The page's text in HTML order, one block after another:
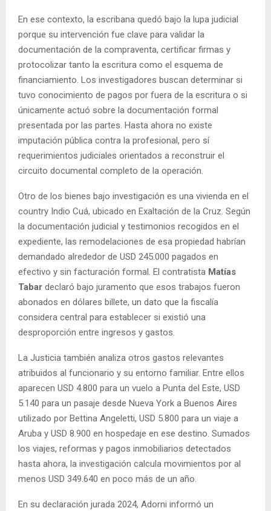
En ese contexto, la escribana quedó bajo la lupa judicial
porque su intervención fue clave para validar la
documentación de la compraventa, certificar firmas y
protocolizar tanto la escritura como el esquema de
financiamiento. Los investigadores buscan determinar si
tuvo conocimiento de pagos por fuera de la escritura o si
únicamente actuó sobre la documentación formal
presentada por las partes. Hasta ahora no existe
imputación pública contra la profesional, pero sí
requerimientos judiciales orientados a reconstruir el
circuito documental completo de la operación.
Otro de los bienes bajo investigación es una vivienda en el
country Indio Cuá, ubicado en Exaltación de la Cruz. Según
la documentación judicial y testimonios recogidos en el
expediente, las remodelaciones de esa propiedad habrían
demandado alrededor de USD 245.000 pagados en
efectivo y sin facturación formal. El contratista Matías
Tabar declaró bajo juramento que esos trabajos fueron
abonados en dólares billete, un dato que la fiscalía
considera central para establecer si existió una
desproporción entre ingresos y gastos.
La Justicia también analiza otros gastos relevantes
atribuidos al funcionario y su entorno familiar. Entre ellos
aparecen USD 4.800 para un vuelo a Punta del Este, USD
5.140 para un pasaje desde Nueva York a Buenos Aires
utilizado por Bettina Angeletti, USD 5.800 para un viaje a
Aruba y USD 8.900 en hospedaje en ese destino. Sumados
los viajes, reformas y pagos inmobiliarios detectados
hasta ahora, la investigación calcula movimientos por al
menos USD 349.640 en poco más de un año.
En su declaración jurada 2024, Adorni informó un